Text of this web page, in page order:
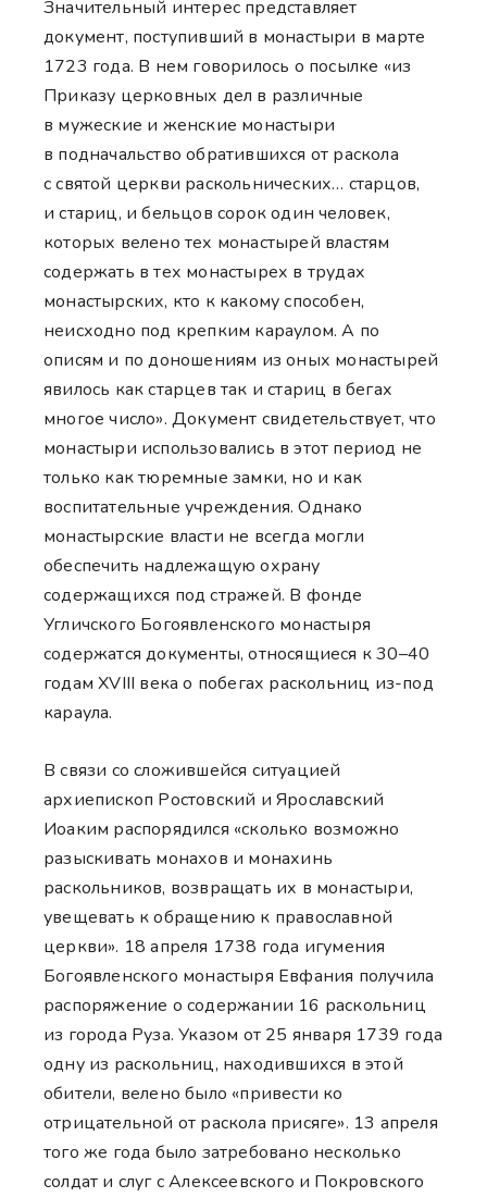
Значительный интерес представляет
документ, поступивший в монастыри в марте
1723 года. В нем говорилось о посылке «из
Приказу церковных дел в различные
в мужеские и женские монастыри
в подначальство обратившихся от раскола
с святой церкви раскольнических… старцов,
и стариц, и бельцов сорок один человек,
которых велено тех монастырей властям
содержать в тех монастырех в трудах
монастырских, кто к какому способен,
неисходно под крепким караулом. А по
описям и по доношениям из оных монастырей
явилось как старцев так и стариц в бегах
многое число». Документ свидетельствует, что
монастыри использовались в этот период не
только как тюремные замки, но и как
воспитательные учреждения. Однако
монастырские власти не всегда могли
обеспечить надлежащую охрану
содержащихся под стражей. В фонде
Угличского Богоявленского монастыря
содержатся документы, относящиеся к 30–40
годам XVIII века о побегах раскольниц из-под
караула.
В связи со сложившейся ситуацией
архиепископ Ростовский и Ярославский
Иоаким распорядился «сколько возможно
разыскивать монахов и монахинь
раскольников, возвращать их в монастыри,
увещевать к обращению к православной
церкви». 18 апреля 1738 года игумения
Богоявленского монастыря Евфания получила
распоряжение о содержании 16 раскольниц
из города Руза. Указом от 25 января 1739 года
одну из раскольниц, находившихся в этой
обители, велено было «привести ко
отрицательной от раскола присяге». 13 апреля
того же года было затребовано несколько
солдат и слуг с Алексеевского и Покровского